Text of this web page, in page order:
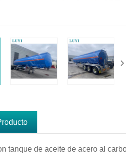
tanque de aceite de acero al